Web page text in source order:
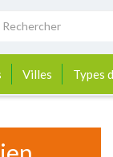
Villes Types